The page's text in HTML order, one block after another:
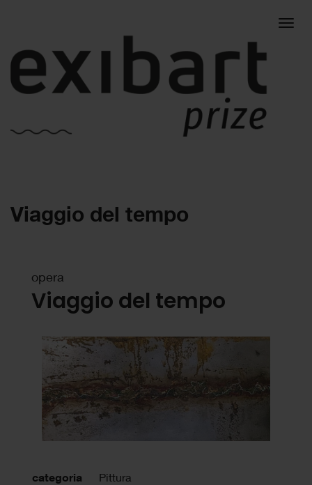
Viaggio del tempo
opera
Viaggio del tempo
categoria Pittura